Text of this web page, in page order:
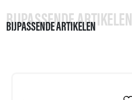
BIJPASSENDE ARTIKELEN
BIJPASSENDE ARTIKELEN